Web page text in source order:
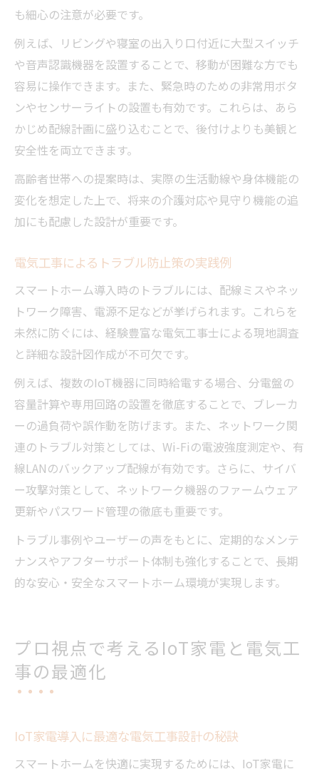
も細心の注意が必要です。
例えば、リビングや寝室の出入り口付近に大型スイッチ
や音声認識機器を設置することで、移動が困難な方でも
容易に操作できます。また、緊急時のための非常用ボタ
ンやセンサーライトの設置も有効です。これらは、あら
かじめ配線計画に盛り込むことで、後付けよりも美観と
安全性を両立できます。
高齢者世帯への提案時は、実際の生活動線や身体機能の
変化を想定した上で、将来の介護対応や見守り機能の追
加にも配慮した設計が重要です。
電気工事によるトラブル防止策の実践例
スマートホーム導入時のトラブルには、配線ミスやネッ
トワーク障害、電源不足などが挙げられます。これらを
未然に防ぐには、経験豊富な電気工事士による現地調査
と詳細な設計図作成が不可欠です。
例えば、複数のIoT機器に同時給電する場合、分電盤の
容量計算や専用回路の設置を徹底することで、ブレーカ
ーの過負荷や誤作動を防げます。また、ネットワーク関
連のトラブル対策としては、Wi-Fiの電波強度測定や、有
線LANのバックアップ配線が有効です。さらに、サイバ
ー攻撃対策として、ネットワーク機器のファームウェア
更新やパスワード管理の徹底も重要です。
トラブル事例やユーザーの声をもとに、定期的なメンテ
ナンスやアフターサポート体制も強化することで、長期
的な安心・安全なスマートホーム環境が実現します。
プロ視点で考えるIoT家電と電気工
事の最適化
IoT家電導入に最適な電気工事設計の秘訣
スマートホームを快適に実現するためには、IoT家電に